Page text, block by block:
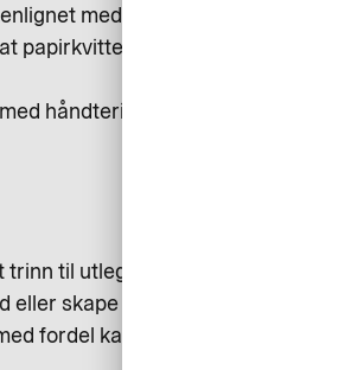
med en digital kvittering. Det
papirkvitteringene er så ødelagte at
håndteringen av kvitteringer,
til utlegget er bokført. Finnes det
skape irritasjon eller usikkerhet
fordel kan digitaliseres.